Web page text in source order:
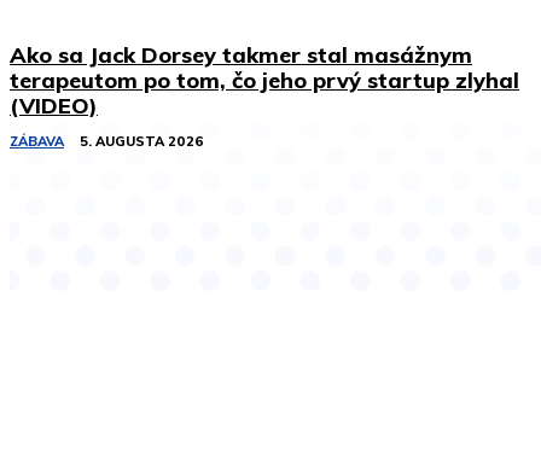
Ako sa Jack Dorsey takmer stal masážnym
terapeutom po tom, čo jeho prvý startup zlyhal
(VIDEO)
ZÁBAVA 5. AUGUSTA 2026